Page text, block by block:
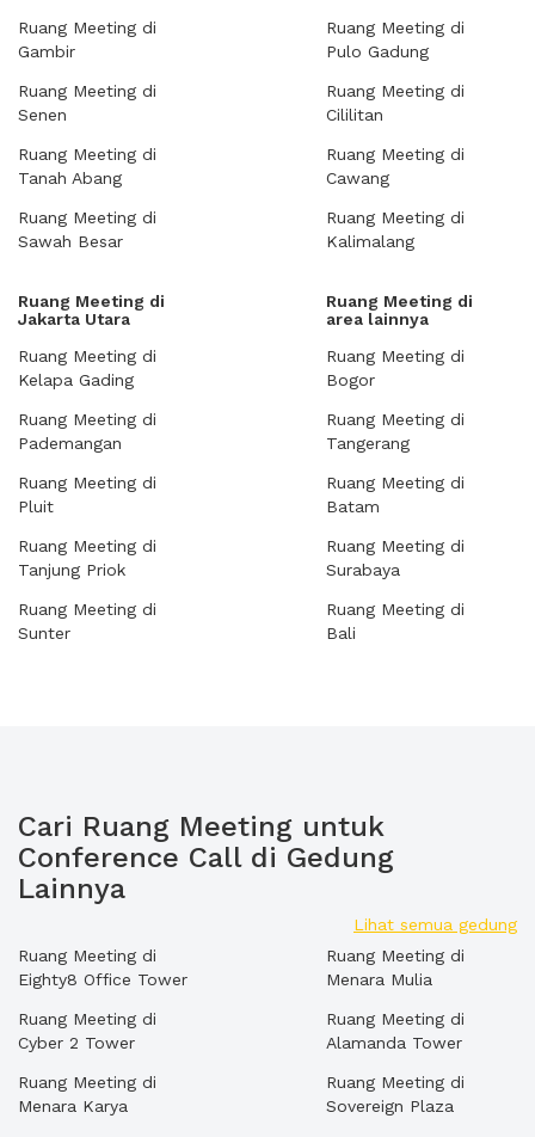
Ruang Meeting di
Gambir
Ruang Meeting di
Senen
Ruang Meeting di
Tanah Abang
Ruang Meeting di
Sawah Besar
Ruang Meeting di
Pulo Gadung
Ruang Meeting di
Cililitan
Ruang Meeting di
Cawang
Ruang Meeting di
Kalimalang
Ruang Meeting di
Jakarta Utara
Ruang Meeting di
Kelapa Gading
Ruang Meeting di
Pademangan
Ruang Meeting di
Pluit
Ruang Meeting di
Tanjung Priok
Ruang Meeting di
Sunter
Ruang Meeting di
area lainnya
Ruang Meeting di
Bogor
Ruang Meeting di
Tangerang
Ruang Meeting di
Batam
Ruang Meeting di
Surabaya
Ruang Meeting di
Bali
Cari Ruang Meeting untuk
Conference Call di Gedung
Lainnya
Lihat semua gedung
Ruang Meeting di
Eighty8 Office Tower
Ruang Meeting di
Cyber 2 Tower
Ruang Meeting di
Menara Karya
Ruang Meeting di
Menara Mulia
Ruang Meeting di
Alamanda Tower
Ruang Meeting di
Sovereign Plaza